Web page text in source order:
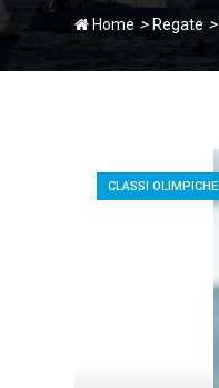
Home > Regate >
CLASSI OLIMPICHE